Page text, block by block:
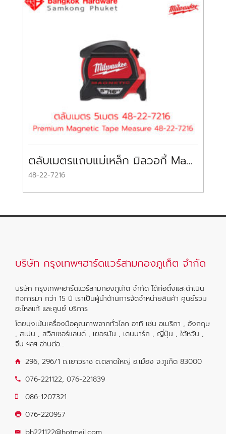
ตลับเมตรแถบแม่เหล็ก มิลวอกี้ Magnetic Tape Measure MILWAUKEE
48-22-7216
บริษัท กรุงเทพฯฮาร์ดแวร์สามกองภูเก็ต จำกัด
บริษัท กรุงเทพฯฮาร์ดแวร์สามกองภูเก็ต จำกัด ได้ก่อตั้งและดำเนิน
กิจการมา กว่า 15 ปี เราเป็นผู้นำด้านการจัดจำหน่ายสินค้า ศูนย์รวม
อะไหล่แท้ และศูนย์ บริการ
โดยมุ่งเน้นเครื่องมือคุณภาพจากทั่วโลก อาทิ เช่น อเมริกา , อังกฤษ
, สเปน , สวิสเซอร์แลนด์ , เยอรมัน , เดนมาร์ก , ญี่ปุ่น , ใต้หวัน ,
จีน ฯลฯ อ่านต่อ...
296, 296/1 ถ.เยาวราช ต.ตลาดใหญ่ อ.เมือง จ.ภูเก็ต 83000
076-221122, 076-221839
086-1207321
076-220957